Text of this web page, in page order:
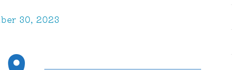
30, 2023